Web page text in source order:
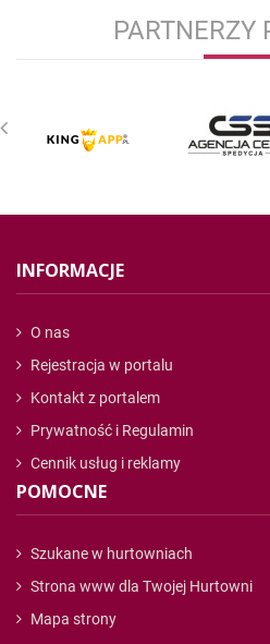
PARTNERZY
INFORMACJE
O nas
Rejestracja w portalu
Kontakt z portalem
Prywatność i Regulamin
Cennik usług i reklamy
POMOCNE
Szukane w hurtowniach
Strona www dla Twojej Hurtowni
Mapa strony